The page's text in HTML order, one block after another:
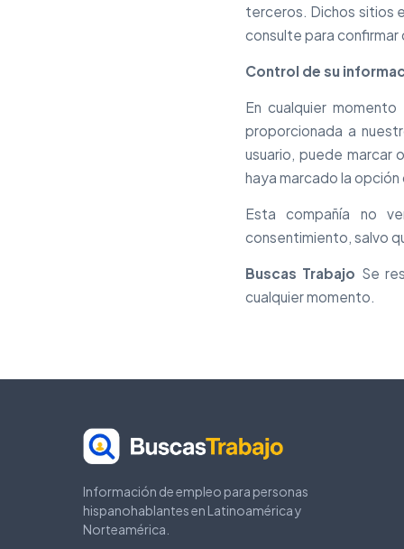
terceros. Dichos sitios
consulte para
Control de su
En cualquier
proporcionada a
usuario, puede marcar
haya marcado la
Esta compañía no
consentimiento, salvo
Buscas Trabajo Se
cualquier momento.
Información de empleo para personas
hispanohablantes en Latinoamérica y
Norteamérica.